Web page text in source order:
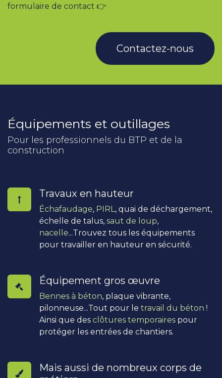
formulaire de contact 👉
Contactez-nous
Équipements et outillages
Pour les professionnels du BTP et de la
construction
Travaux en hauteur
Échafaudage, PIRL, quai de déchargement,
échelle de talus, saut de loup,
nacelle...Trouvez tous les équipements
pour travailler en hauteur en sécurité.
Équipement gros œuvre
Bennes à béton, plaque vibrante,
pilonneuse...Tout pour le travail du béton !
Ainsi que des clôtures temporaires pour
protéger les entrées de chantiers.
Mais aussi de nombreux corps de